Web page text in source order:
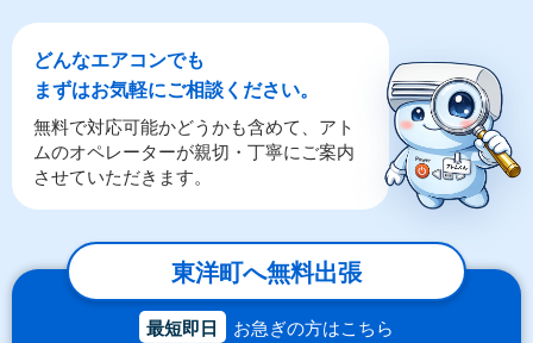
どんなエアコンでも
まずはお気軽にご相談ください。
無料で対応可能かどうかも含めて、アト
ムのオペレーターが親切・丁寧にご案内
させていただきます。
東洋町へ無料出張
最短即日 お急ぎの方はこちら